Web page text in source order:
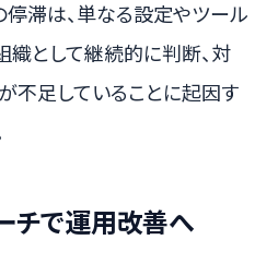
停滞は、単なる設定やツール
織として継続的に判断、対
不足していることに起因す
チで運用改善へ